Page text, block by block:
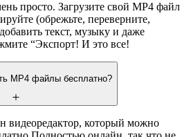
просто. Загрузите свой MP4 файл
(обрежьте, переверните,
текст, музыку и даже
“Экспорт! И это все!
MP4 файлы бесплатно?
видеоредактор, который можно